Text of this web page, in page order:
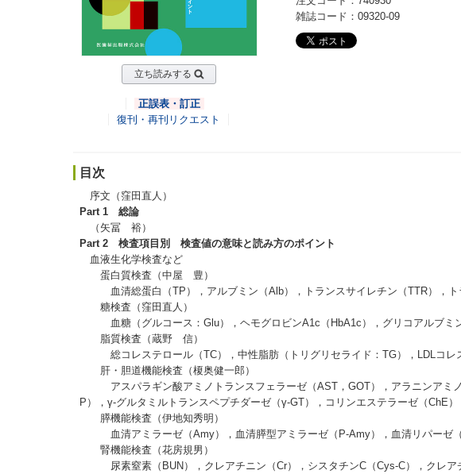
立ち読みする
正誤表・訂正
復刊・再刊リクエスト
雑誌コード：09320-09
目次
序文（窪田直人）
Part 1 総論
（矢冨 裕）
Part 2 検査項目別 検査値の意味と読み方のポイント
血液生化学検査など
蛋白質検査（中屋 豊）
血清総蛋白（TP），アルブミン（Alb），トランスサイレチン（TTR），ト
糖検査（窪田直人）
血糖（グルコース：Glu），ヘモグロビンA1c（HbA1c），グリコアルブミン
脂質検査（蔵野 信）
総コレステロール（TC），中性脂肪（トリグリセライド：TG），LDLコレス
肝・胆道機能検査（榎奥健一郎）
アスパラギン酸アミノトランスフェラーゼ（AST，GOT），アラニンアミノ
P），γ-グルタミルトランスペプチダーゼ（γ-GT），コリンエステラーゼ（ChE）
膵機能検査（伊地知秀明）
血清アミラーゼ（Amy），血清膵型アミラーゼ（P-Amy），血清リパーゼ（
腎機能検査（花房規男）
尿素窒素（BUN），クレアチニン（Cr），シスタチンC（Cys-C），クレア